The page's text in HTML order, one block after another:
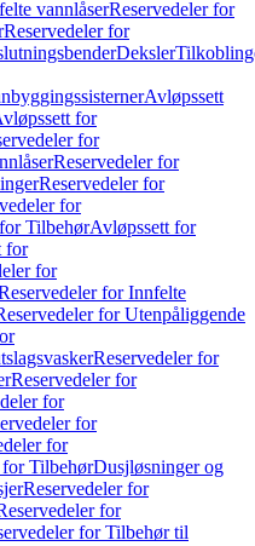
vannlåserReservedeler for
Reservedeler for
Deksler
Avløpssett
for
for
Reservedeler for
Reservedeler for
for
TilbehørAvløpssett for
for
for
for Innfelte
for Utenpåliggende
Reservedeler for
Reservedeler for
for
for
for
for TilbehørDusjløsninger og
Reservedeler for
for
for Tilbehør til